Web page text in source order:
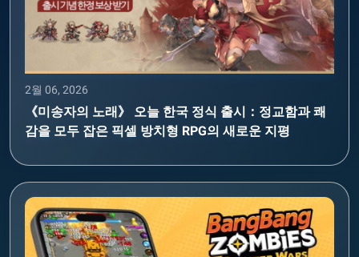
2월 06, 2026
《미송자의 노래》 오늘 한국 정식 출시：정교함과 쾌
감을 모두 잡은 픽셀 방치형 RPG의 새로운 지평